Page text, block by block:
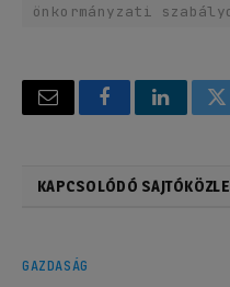
önkormányzati
Email Facebook
KAPCSOLÓDÓ
GAZDASÁG